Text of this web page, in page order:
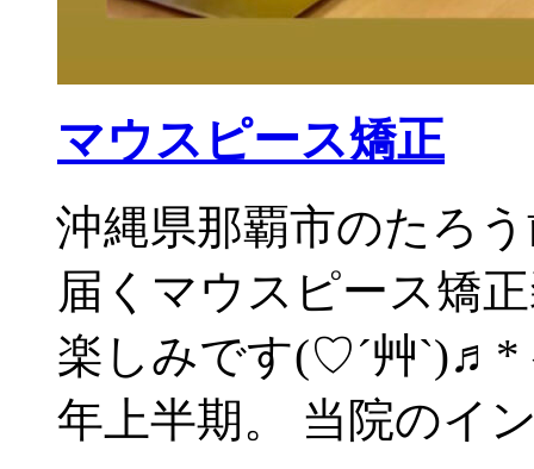
マウスピース矯正
沖縄県那覇市のたろ
届くマウスピース矯
楽しみです(♡︎ˊ艸
年上半期。 当院のイ